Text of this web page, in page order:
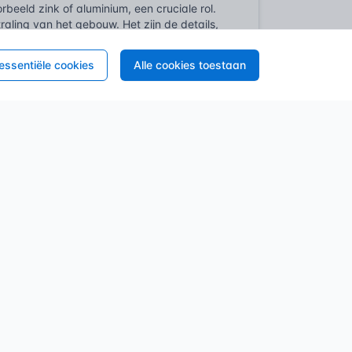
zink of aluminium, een cruciale rol.
van het gebouw. Het zijn de details,
recent fenomeen; vaklieden stonden
cookies Alle cookies toestaan